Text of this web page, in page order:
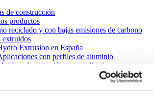
de construcción
productos
reciclado y con bajas emisiones de carbono
extruidos
Extrusion en España
con perfiles de aluminio
de extrusión personalizadas
Aleaciones para perfiles de aluminio extruidos